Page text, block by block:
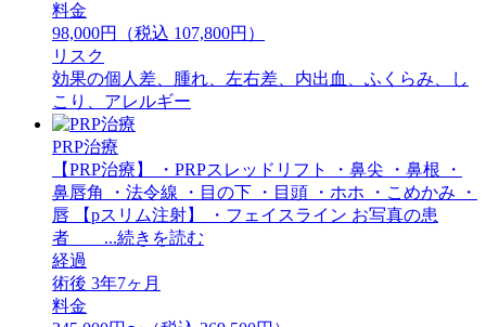
料金
98,000円（税込 107,800円）
リスク
効果の個人差、腫れ、左右差、内出血、ふくらみ、し
こり、アレルギー
PRP治療
【PRP治療】 ・PRPスレッドリフト ・鼻尖 ・鼻根 ・
鼻唇角 ・法令線 ・目の下 ・目頭 ・ホホ ・こめかみ ・
唇 【pスリム注射】 ・フェイスライン お写真の患
者 ...続きを読む
経過
術後 3年7ヶ月
料金